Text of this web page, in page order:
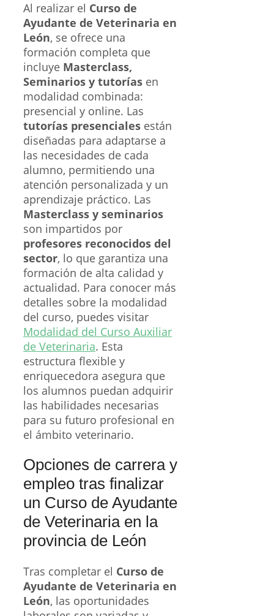
Al realizar el Curso de
Ayudante de Veterinaria en
León, se ofrece una
formación completa que
incluye Masterclass,
Seminarios y tutorías en
modalidad combinada:
presencial y online. Las
tutorías presenciales están
diseñadas para adaptarse a
las necesidades de cada
alumno, permitiendo una
atención personalizada y un
aprendizaje práctico. Las
Masterclass y seminarios
son impartidos por
profesores reconocidos del
sector, lo que garantiza una
formación de alta calidad y
actualidad. Para conocer más
detalles sobre la modalidad
del curso, puedes visitar
Modalidad del Curso Auxiliar
de Veterinaria. Esta
estructura flexible y
enriquecedora asegura que
los alumnos puedan adquirir
las habilidades necesarias
para su futuro profesional en
el ámbito veterinario.
Opciones de carrera y
empleo tras finalizar
un Curso de Ayudante
de Veterinaria en la
provincia de León
Tras completar el Curso de
Ayudante de Veterinaria en
León, las oportunidades